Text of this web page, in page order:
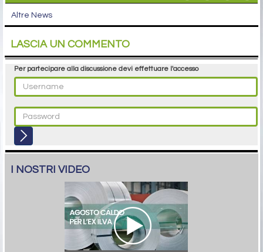
Altre News
LASCIA UN COMMENTO
Per partecipare alla discussione devi effettuare l'accesso
I NOSTRI VIDEO